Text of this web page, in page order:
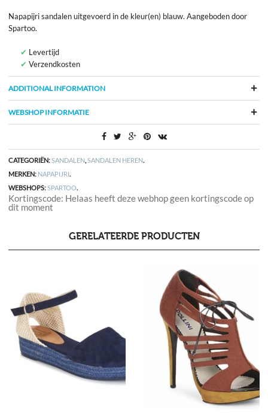
Napapijri sandalen uitgevoerd in de kleur(en) blauw. Aangeboden door
Spartoo.
Levertijd
Verzendkosten
ADDITIONAL INFORMATION
WEBSHOP INFORMATIE
CATEGORIËN:SANDALEN,SANDALEN HEREN.
MERKEN: NAPAPIJRI.
WEBSHOPS:SPARTOO.
Kortingscode: Helaas heeft deze webhop geen kortingscode op
dit moment
GERELATEERDE PRODUCTEN